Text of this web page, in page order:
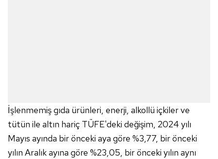
İşlenmemiş gıda ürünleri, enerji, alkollü içkiler ve
tütün ile altın hariç TÜFE'deki değişim, 2024 yılı
Mayıs ayında bir önceki aya göre %3,77, bir önceki
yılın Aralık ayına göre %23,05, bir önceki yılın aynı